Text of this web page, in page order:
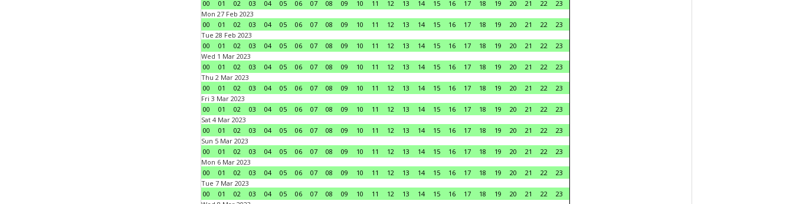
00
01 02 03 04 05 06 07 08 09 10 11 12 13 14 15 16 17 18 19 20 21 22
23
Mon 27 Feb 2023
00
01 02 03 04 05 06 07 08 09 10 11 12 13 14 15 16 17 18 19 20 21 22
23
Tue 28 Feb 2023
00
01 02 03 04 05 06 07 08 09 10 11 12 13 14 15 16 17 18 19 20 21 22
23
Wed 1 Mar 2023
00
01 02 03 04 05 06 07 08 09 10 11 12 13 14 15 16 17 18 19 20 21 22
23
Thu 2 Mar 2023
00
01 02 03 04 05 06 07 08 09 10 11 12 13 14 15 16 17 18 19 20 21 22
23
Fri 3 Mar 2023
00
01 02 03 04 05 06 07 08 09 10 11 12 13 14 15 16 17 18 19 20 21 22
23
Sat 4 Mar 2023
00
01 02 03 04 05 06 07 08 09 10 11 12 13 14 15 16 17 18 19 20 21 22
23
Sun 5 Mar 2023
00
01 02 03 04 05 06 07 08 09 10 11 12 13 14 15 16 17 18 19 20 21 22
23
Mon 6 Mar 2023
00
01 02 03 04 05 06 07 08 09 10 11 12 13 14 15 16 17 18 19 20 21 22
23
Tue 7 Mar 2023
00
01 02 03 04 05 06 07 08 09 10 11 12 13 14 15 16 17 18 19 20 21 22
23